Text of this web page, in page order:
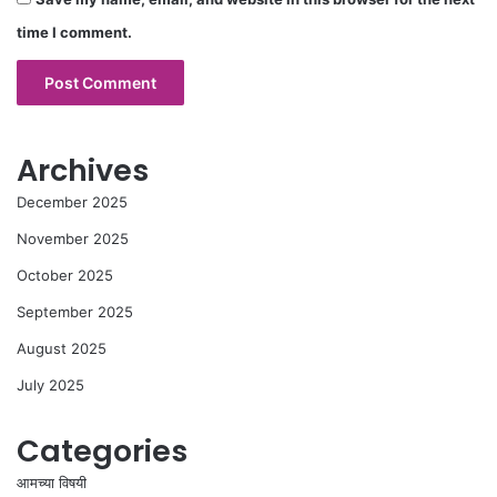
time I comment.
Archives
December 2025
November 2025
October 2025
September 2025
August 2025
July 2025
Categories
आमच्या विषयी